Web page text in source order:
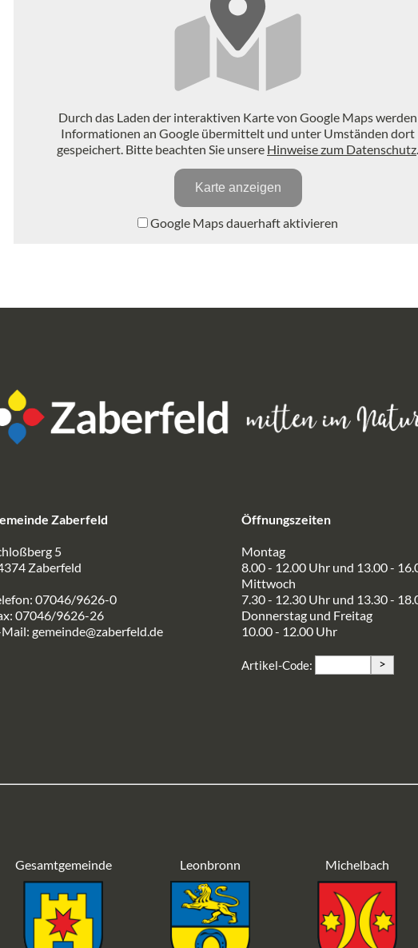
Durch das Laden der interaktiven Karte von Google Maps werden
Informationen an Google übermittelt und unter Umständen dort
gespeichert. Bitte beachten Sie unsere Hinweise zum Datenschutz
Karte anzeigen
Google Maps dauerhaft aktivieren
Zaberfeld
5
Zaberfeld
07046/9626-0
07046/9626-26
Mail: gemeinde@zaberfeld.de
Öffnungszeiten
Montag
8.00 - 12.00 Uhr und 13.00 -
Mittwoch
7.30 - 12.30 Uhr und 13.30 -
Donnerstag und Freitag
10.00 - 12.00 Uhr
Artikel-Code: >
Gesamtgemeinde Leonbronn Michelbach